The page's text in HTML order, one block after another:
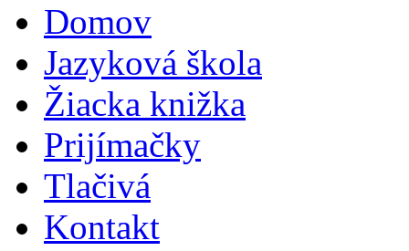
Domov
Jazyková škola
Žiacka knižka
Prijímačky
Tlačivá
Kontakt